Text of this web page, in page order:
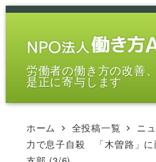
メ
労働者の働き方の改善
是正に寄与します
ホーム 全投稿一覧 ニ
力で息子自殺 「木曽路」